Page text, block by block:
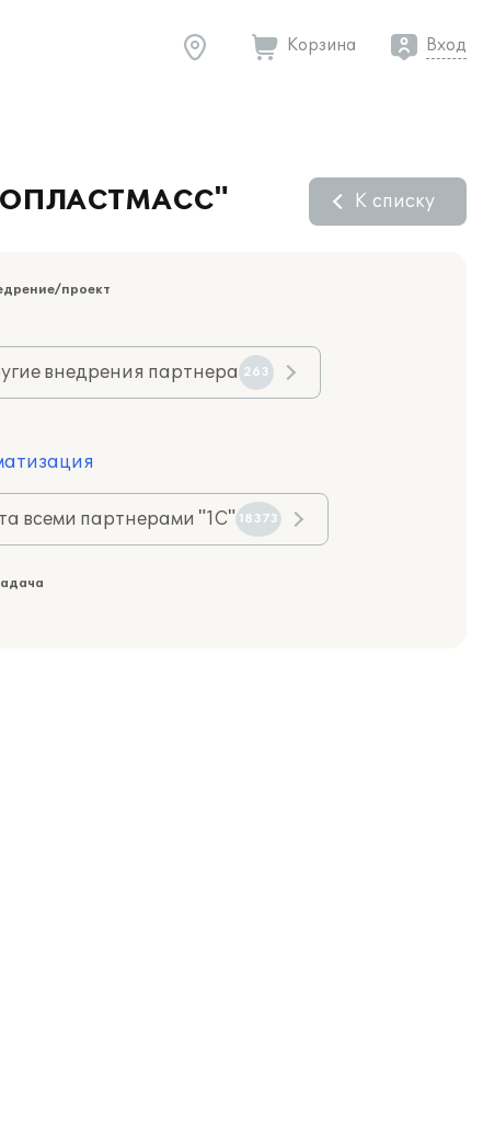
Корзина Вход
К списку
проект
внедрения партнера 263
всеми партнерами "1С" 18373